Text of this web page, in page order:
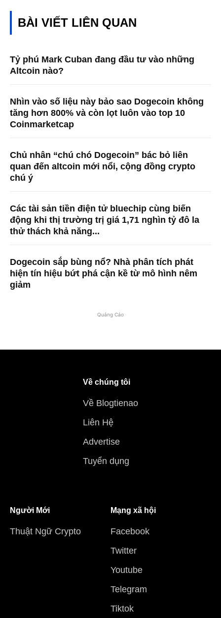
BÀI VIẾT LIÊN QUAN
Tỷ phú Mark Cuban đang đầu tư vào những
Altcoin nào?
Nhìn vào số liệu này bảo sao Dogecoin không
tăng hơn 800% và còn lọt luôn vào top 10
Coinmarketcap
Chủ nhân “chú chó Dogecoin” bác bỏ liên
quan đến altcoin mới nổi, cộng đồng crypto
chú ý
Các tài sản tiền điện tử bluechip cùng biến
động khi thị trường trị giá 1,71 nghìn tỷ đô la
thử thách khả năng...
Dogecoin sắp bùng nổ? Nhà phân tích phát
hiện tín hiệu bứt phá cận kề từ mô hình nêm
giảm
Quảng Cáo
Về chúng tôi
Về Blogtienao
Liên Hệ
Advertise
Tuyển dụng
Người Mới
Thuật Ngữ Crypto
Mạng xã hội
Facebook
Twitter
Youtube
Telegram
Tiktok